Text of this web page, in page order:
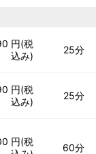
円(税
込み)
25分
円(税
込み)
25分
円(税
60分